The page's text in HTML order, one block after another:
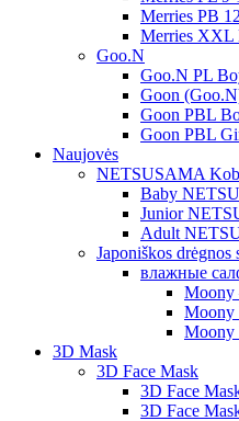
Merries PB
Merries XXL
Goo.N
Goo.N PL
Goon
Goon PBL
Goon PBL
Naujovės
NETSUSAMA
Baby
Junior
Adult
Japoniškos drėgnos
влажные
Moony
Moony
Moony
3D Mask
3D Face Mask
3D Face
3D Face